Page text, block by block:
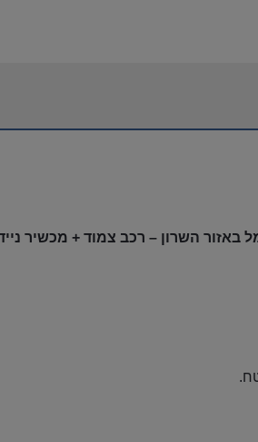
באזור השרון – רכב צמוד + מכשיר
.